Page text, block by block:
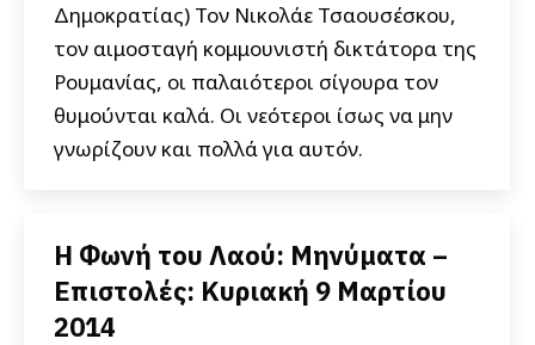
Δημοκρατίας) Τον Νικολάε Τσαουσέσκου,
τον αιμοσταγή κομμουνιστή δικτάτορα της
Ρουμανίας, οι παλαιότεροι σίγουρα τον
θυμούνται καλά. Οι νεότεροι ίσως να μην
γνωρίζουν και πολλά για αυτόν.
Η Φωνή του Λαού: Μηνύματα –
Επιστολές: Κυριακή 9 Μαρτίου
2014